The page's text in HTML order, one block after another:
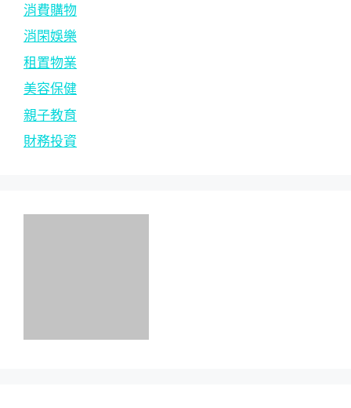
消費購物
消閑娛樂
租置物業
美容保健
親子教育
財務投資